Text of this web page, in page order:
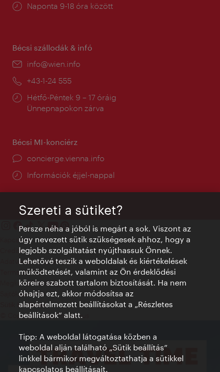
Nyitva
Naponta 9-18 óra között
Bécsi szállodák & infó
E-
info@wien.info
Telefon:
+43-1-24 555
Nyitva
tartás:
Hétfő-Péntek 9 – 17 óráig
Ünnepnapokon zárva
Bécsi MI-konciérz
concierge.vienna.info
Információk éjjel-nappal
Kapcsolat
Credits
Adatvédelmi nyilatkozat
Terms of Use
Megközelíthetőség
Sajtókapcsolat
Sütik beállítása
© Copyright WienTourismus
Szereti a sütiket?
Persze néha a jóból is megárt a sok. Viszont az
úgy nevezett sütik szükségesek ahhoz, hogy a
legjobb szolgáltatást nyújthassuk Önnek.
Lehetővé teszik a weboldalak és kiértékelések
működtetését, valamint az Ön érdeklődési
köreire szabott tartalom biztosítását. Ha nem
óhajtja ezt, akkor módosítsa az
alapértelmezett beállításokat a „Részletes
beállítások“ alatt.
Tipp: A weboldal látogatása közben a
weboldal alján található „Sütik beállítás”
linkkel bármikor megváltoztathatja a sütikkel
kapcsolatos beállításait.